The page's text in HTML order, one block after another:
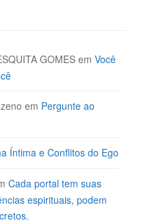
GOMES em Você
em Pergunte ao
Íntima e Conflitos do Ego
Cada portal tem suas
espirituais, podem